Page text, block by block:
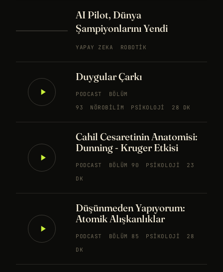
AI Pilot, Dünya
Şampiyonlarını Yendi
YAPAY ZEKA ROBOTIK
Duygular Çarkı
PODCAST
BÖLÜM
93
NÖROBILIM PSIKOLOJI 28 DK
Cahil Cesaretinin Anatomisi:
Dunning - Kruger Etkisi
PODCAST BÖLÜM 90 PSIKOLOJI
23
DK
Düşünmeden Yapıyorum:
Atomik Alışkanlıklar
PODCAST BÖLÜM 85 PSIKOLOJI
28
DK